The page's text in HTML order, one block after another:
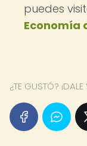
puedes
Economía
¿TE GUSTÓ?